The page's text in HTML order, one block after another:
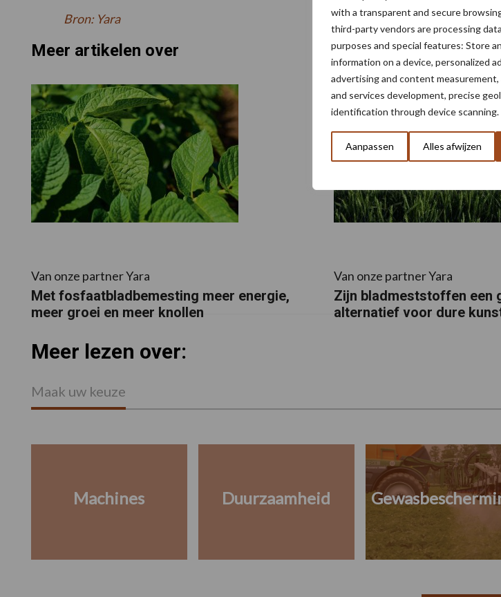
with a transparent and secure
third-party vendors are processing
purposes and special features: Store
information on a device, personalized
advertising and content measurement,
and services development, precise
identification through device scanning.
Aanpassen Alles afwijzen
Bron: Yara
Meer artikelen over
Van onze partner Yara
Met fosfaatbladbemesting meer energie,
meer groei en meer knollen
Van onze partner Yara
Zijn bladmeststoffen een
alternatief voor dure
Meer lezen over:
Maak uw keuze
Machines Duurzaamheid